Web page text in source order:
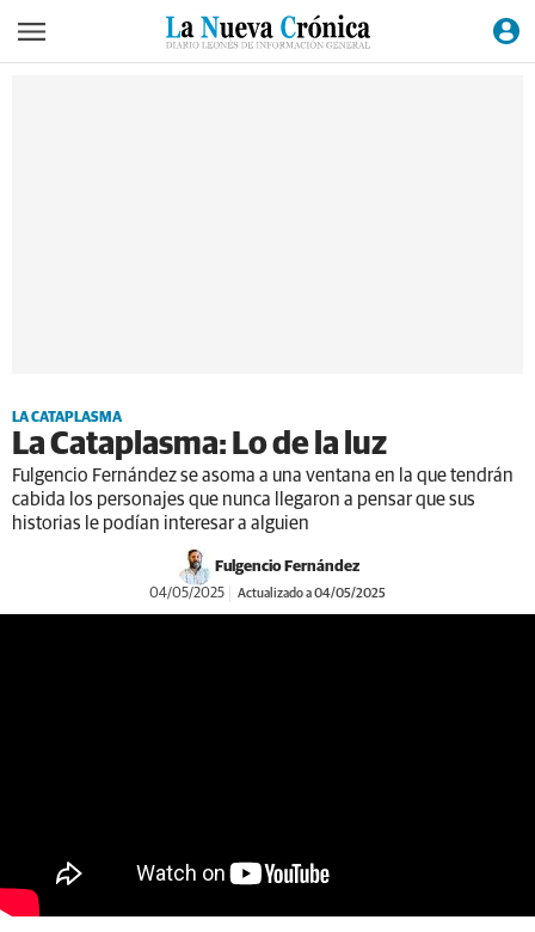
LA CATAPLASMA
La Cataplasma: Lo de la luz
Fulgencio Fernández se asoma a una ventana en la que tendrán
cabida los personajes que nunca llegaron a pensar que sus
historias le podían interesar a alguien
Fulgencio Fernández
04/05/2025 Actualizado a 04/05/2025